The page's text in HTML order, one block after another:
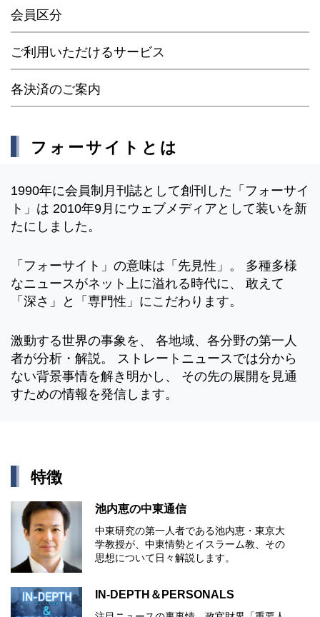
会員区分
ご利用いただけるサービス
各決済のご案内
フォーサイトとは
1990年に会員制月刊誌として創刊した「フォーサイ
ト」は 2010年9月にウェブメディアとして装いを新
たにしました。
「フォーサイト」の意味は「先見性」。 多種多様
なニュースがネット上に溢れる時代に、 敢えて
「深さ」と「専門性」にこだわります。
激動する世界の事象を、 各地域、各分野の第一人
者が分析・解説。 ストレートニュースでは分から
ない背景事情を解き明かし、 その先の展開を見通
すための情報を発信します。
特徴
池内恵の中東通信
中東研究の第⼀⼈者である池内恵・東京⼤
学教授が、中東情勢とイスラーム教、その
思想について⽇々解説します。
IN-DEPTH＆PERSONALS